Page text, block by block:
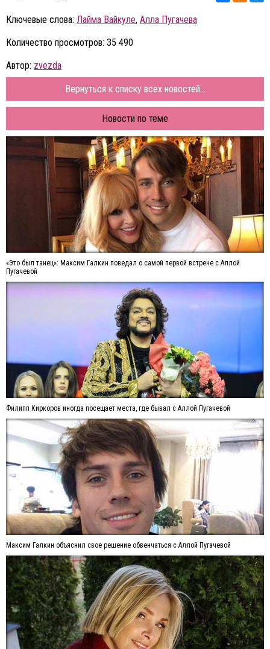
Ключевые слова: Лайма Вайкуле, Алла Пугачева
Количество просмотров: 35 490
Автор: zvezda
Вернуться к списку всех новостей...
Новости по теме
«Это был танец»: Максим Галкин поведал о самой первой встрече с Аллой
Пугачевой
Филипп Киркоров иногда посещает места, где бывал с Аллой Пугачевой
Максим Галкин объяснил свое решение обвенчаться с Аллой Пугачевой